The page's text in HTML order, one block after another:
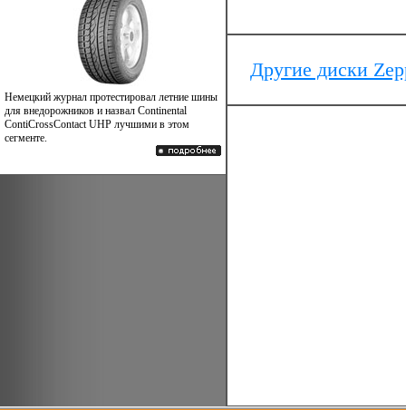
Немецкий журнал протестировал летние шины
для внедорожников и назвал Continental
ContiCrossContact UHP лучшими в этом
сегменте.
Другие диски